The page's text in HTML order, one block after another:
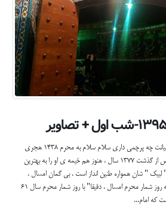
عجب غمی داری دوباره بر دوش شیعیانت چه پرچمی داری سلام سلام به محرم 1438 هجری
قمری سلام بر یاران و پیروانش که پس از گذشت 1377 سال ، هنوز هم خیمه ی او را به بهترین
" شان همواره طنین انداز است . بی گمان امسال ،
مستثنی ترین سال محرم است زیرا که روز شمار محرم امسال ، دقیقا" با روز شمار محرم سال 61
که امام...